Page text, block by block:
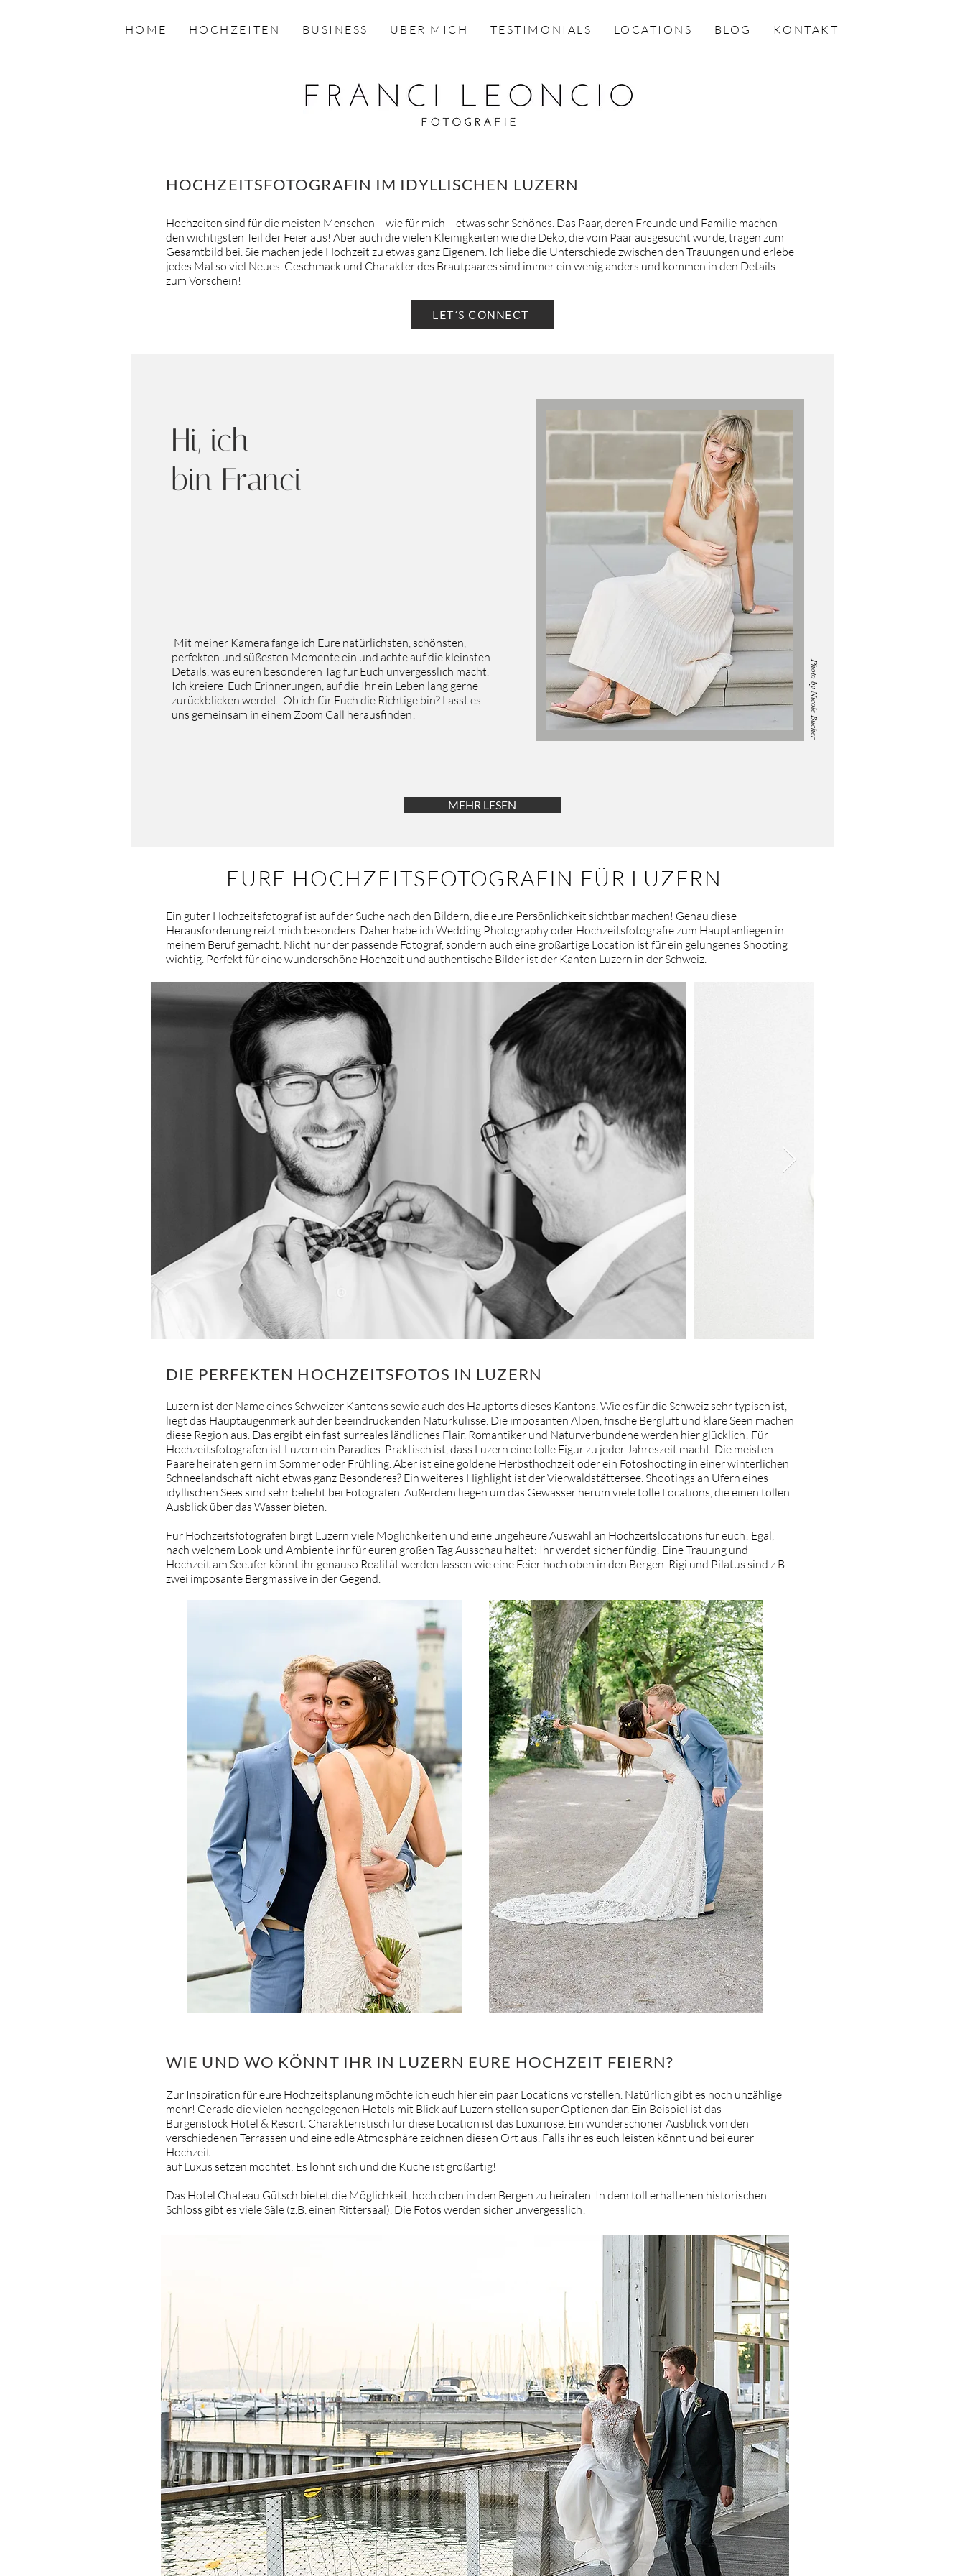
HOME HOCHZEITEN BUSINESS ÜBER MICH TESTIMONIALS LOCATIONS BLOG KONTAKT
HOCHZEITSFOTOGRAFIN IM IDYLLISCHEN LUZERN
Hochzeiten sind für die meisten Menschen – wie für mich – etwas sehr Schönes. Das Paar, deren Freunde und Familie machen
den wichtigsten Teil der Feier aus! Aber auch die vielen Kleinigkeiten wie die Deko, die vom Paar ausgesucht wurde, tragen zum
Gesamtbild bei. Sie machen jede Hochzeit zu etwas ganz Eigenem. Ich liebe die Unterschiede zwischen den Trauungen und erlebe
jedes Mal so viel Neues. Geschmack und Charakter des Brautpaares sind immer ein wenig anders und kommen in den Details
zum Vorschein!
LET´S CONNECT
Hi, ich
bin Franci
Mit meiner Kamera fange ich Eure natürlichsten, schönsten,
perfekten und süßesten Momente ein und achte auf die kleinsten
Details, was euren besonderen Tag für Euch unvergesslich macht.
Ich kreiere Euch Erinnerungen, auf die Ihr ein Leben lang gerne
zurückblicken werdet! Ob ich für Euch die Richtige bin? Lasst es
uns gemeinsam in einem Zoom Call herausfinden!
Photo by Nicole Bucher
MEHR LESEN
EURE HOCHZEITSFOTOGRAFIN FÜR LUZERN
Ein guter Hochzeitsfotograf ist auf der Suche nach den Bildern, die eure Persönlichkeit sichtbar machen! Genau diese
Herausforderung reizt mich besonders. Daher habe ich Wedding Photography oder Hochzeitsfotografie zum Hauptanliegen in
meinem Beruf gemacht. Nicht nur der passende Fotograf, sondern auch eine großartige Location ist für ein gelungenes Shooting
wichtig. Perfekt für eine wunderschöne Hochzeit und authentische Bilder ist der Kanton Luzern in der Schweiz.
DIE PERFEKTEN HOCHZEITSFOTOS IN LUZERN
Luzern ist der Name eines Schweizer Kantons sowie auch des Hauptorts dieses Kantons. Wie es für die Schweiz sehr typisch ist,
liegt das Hauptaugenmerk auf der beeindruckenden Naturkulisse. Die imposanten Alpen, frische Bergluft und klare Seen machen
diese Region aus. Das ergibt ein fast surreales ländliches Flair. Romantiker und Naturverbundene werden hier glücklich! Für
Hochzeitsfotografen ist Luzern ein Paradies. Praktisch ist, dass Luzern eine tolle Figur zu jeder Jahreszeit macht. Die meisten
Paare heiraten gern im Sommer oder Frühling. Aber ist eine goldene Herbsthochzeit oder ein Fotoshooting in einer winterlichen
Schneelandschaft nicht etwas ganz Besonderes? Ein weiteres Highlight ist der Vierwaldstättersee. Shootings an Ufern eines
idyllischen Sees sind sehr beliebt bei Fotografen. Außerdem liegen um das Gewässer herum viele tolle Locations, die einen tollen
Ausblick über das Wasser bieten.
Für Hochzeitsfotografen birgt Luzern viele Möglichkeiten und eine ungeheure Auswahl an Hochzeitslocations für euch! Egal,
nach welchem Look und Ambiente ihr für euren großen Tag Ausschau haltet: Ihr werdet sicher fündig! Eine Trauung und
Hochzeit am Seeufer könnt ihr genauso Realität werden lassen wie eine Feier hoch oben in den Bergen. Rigi und Pilatus sind z.B.
zwei imposante Bergmassive in der Gegend.
WIE UND WO KÖNNT IHR IN LUZERN EURE HOCHZEIT FEIERN?
Zur Inspiration für eure Hochzeitsplanung möchte ich euch hier ein paar Locations vorstellen. Natürlich gibt es noch unzählige
mehr! Gerade die vielen hochgelegenen Hotels mit Blick auf Luzern stellen super Optionen dar. Ein Beispiel ist das
Bürgenstock Hotel & Resort. Charakteristisch für diese Location ist das Luxuriöse. Ein wunderschöner Ausblick von den
verschiedenen Terrassen und eine edle Atmosphäre zeichnen diesen Ort aus. Falls ihr es euch leisten könnt und bei eurer
Hochzeit
auf Luxus setzen möchtet: Es lohnt sich und die Küche ist großartig!
Das Hotel Chateau Gütsch bietet die Möglichkeit, hoch oben in den Bergen zu heiraten. In dem toll erhaltenen historischen
Schloss gibt es viele Säle (z.B. einen Rittersaal). Die Fotos werden sicher unvergesslich!